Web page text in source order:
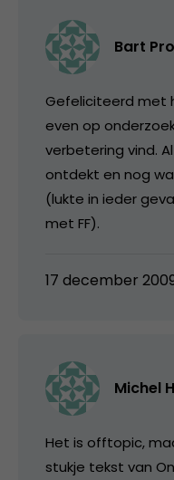
Bart
Gefeliciteerd met
even op
verbetering vind.
ontdekt en nog
(lukte in ieder
met FF).
17 december
Michel H
Het is offtopic,
stukje tekst van